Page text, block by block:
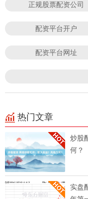
正规股票配资公司
配资平台开户
配资平台网址
热门文章
炒股
何？
实盘